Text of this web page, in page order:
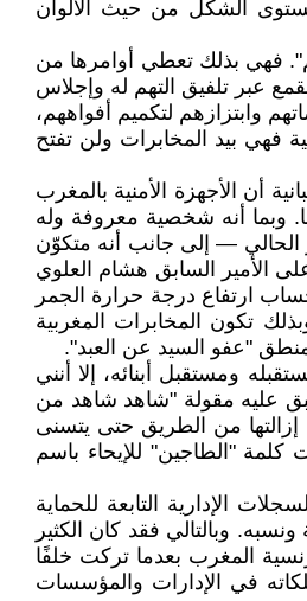
الشكل من حيث الألوان
فهي بذلك تعطي أوامرها من
عبر تلفيق التهم له وإجلاس
وابتزازهم لتكميم أفواههم،
فهي بيد المخابرات ولن تفتح
أن الأجهزة الأمنية بالمغرب
وبما أنه شخصية معروفة وله
الحالي — إلى جانب أنه متكوّن
الأمير السابق هشام العلوي
ارتفاع درجة حرارة الجمر
تكون المخابرات المغربية
"عفو السيد عن العبد".
ومستقبل أبنائه، إلا أنني
عليه مقولة "شاهد شاهد من
إزالتها من الطريق حتى يتسنى
"الطاجين" للإيحاء باسم
تسجيل أفراد عائلته في السجلات الإدارية التابعة للحماية
وبالتالي فقد كان الكثير
المغرب بعدما تركت خلفًا
في الإدارات والمؤسسات